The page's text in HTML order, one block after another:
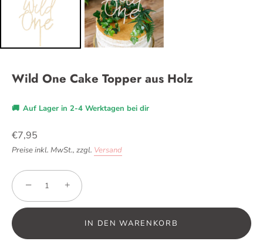
Wild One Cake Topper aus Holz
🚚 Auf Lager in 2-4 Werktagen bei dir
€7,95
Preise inkl. MwSt., zzgl. Versand
− +
IN DEN WARENKORB